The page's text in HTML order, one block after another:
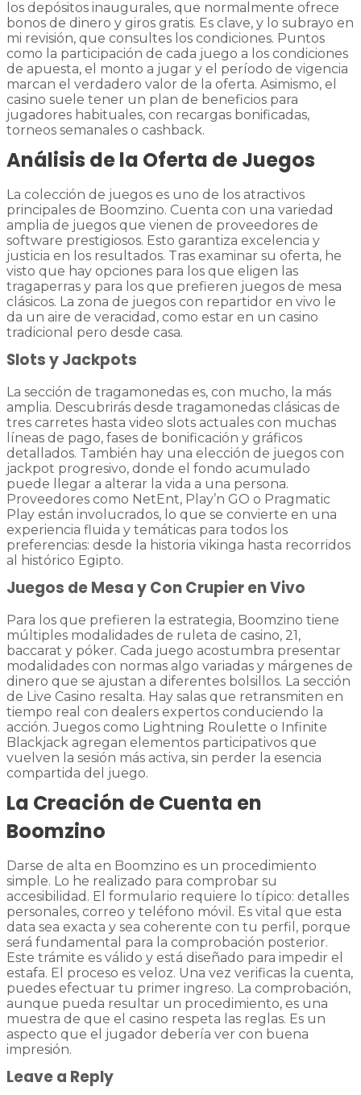
los depósitos inaugurales, que normalmente ofrece
bonos de dinero y giros gratis. Es clave, y lo subrayo en
mi revisión, que consultes los condiciones. Puntos
como la participación de cada juego a los condiciones
de apuesta, el monto a jugar y el período de vigencia
marcan el verdadero valor de la oferta. Asimismo, el
casino suele tener un plan de beneficios para
jugadores habituales, con recargas bonificadas,
torneos semanales o cashback.
Análisis de la Oferta de Juegos
La colección de juegos es uno de los atractivos
principales de Boomzino. Cuenta con una variedad
amplia de juegos que vienen de proveedores de
software prestigiosos. Esto garantiza excelencia y
justicia en los resultados. Tras examinar su oferta, he
visto que hay opciones para los que eligen las
tragaperras y para los que prefieren juegos de mesa
clásicos. La zona de juegos con repartidor en vivo le
da un aire de veracidad, como estar en un casino
tradicional pero desde casa.
Slots y Jackpots
La sección de tragamonedas es, con mucho, la más
amplia. Descubrirás desde tragamonedas clásicas de
tres carretes hasta video slots actuales con muchas
líneas de pago, fases de bonificación y gráficos
detallados. También hay una elección de juegos con
jackpot progresivo, donde el fondo acumulado
puede llegar a alterar la vida a una persona.
Proveedores como NetEnt, Play’n GO o Pragmatic
Play están involucrados, lo que se convierte en una
experiencia fluida y temáticas para todos los
preferencias: desde la historia vikinga hasta recorridos
al histórico Egipto.
Juegos de Mesa y Con Crupier en Vivo
Para los que prefieren la estrategia, Boomzino tiene
múltiples modalidades de ruleta de casino, 21,
baccarat y póker. Cada juego acostumbra presentar
modalidades con normas algo variadas y márgenes de
dinero que se ajustan a diferentes bolsillos. La sección
de Live Casino resalta. Hay salas que retransmiten en
tiempo real con dealers expertos conduciendo la
acción. Juegos como Lightning Roulette o Infinite
Blackjack agregan elementos participativos que
vuelven la sesión más activa, sin perder la esencia
compartida del juego.
La Creación de Cuenta en
Boomzino
Darse de alta en Boomzino es un procedimiento
simple. Lo he realizado para comprobar su
accesibilidad. El formulario requiere lo típico: detalles
personales, correo y teléfono móvil. Es vital que esta
data sea exacta y sea coherente con tu perfil, porque
será fundamental para la comprobación posterior.
Este trámite es válido y está diseñado para impedir el
estafa. El proceso es veloz. Una vez verificas la cuenta,
puedes efectuar tu primer ingreso. La comprobación,
aunque pueda resultar un procedimiento, es una
muestra de que el casino respeta las reglas. Es un
aspecto que el jugador debería ver con buena
impresión.
Leave a Reply